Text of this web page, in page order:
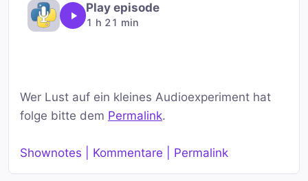
Play episode
1 h 21 min
Wer Lust auf ein kleines Audioexperiment hat
folge bitte dem Permalink.
Shownotes | Kommentare | Permalink